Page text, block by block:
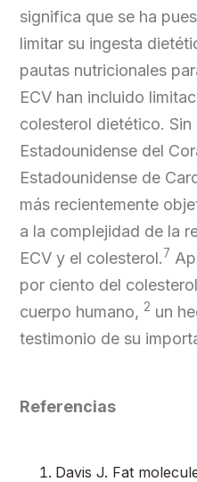
significa que se ha
limitar su ingesta
pautas nutricionales
ECV han incluido
colesterol dietético.
Estadounidense del
Estadounidense de
más recientemente
a la complejidad de la
ECV y el colesterol.7
por ciento del
cuerpo humano,2 un
testimonio de su
Referencias
Davis J. Fat